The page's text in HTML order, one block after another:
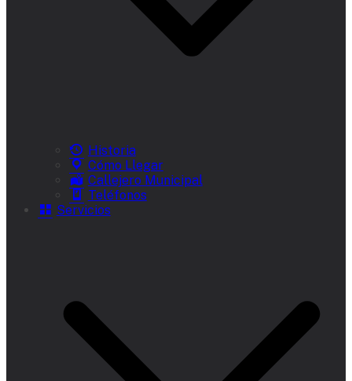
Historia
Cómo Llegar
Callejero Municipal
Teléfonos
Servicios